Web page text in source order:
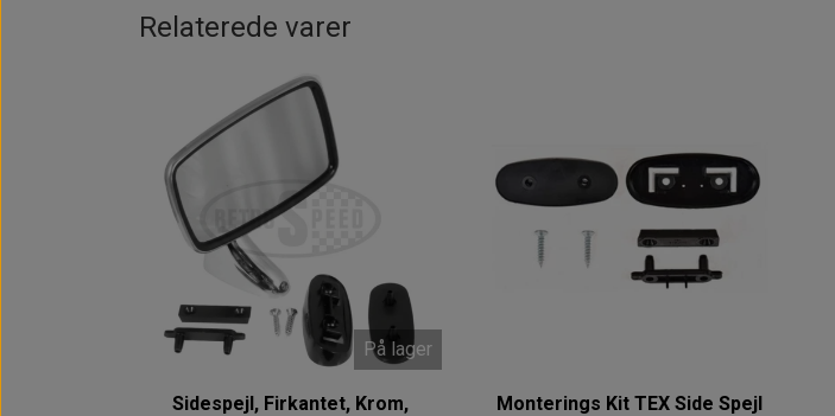
Relaterede varer
På lager
Sidespejl, Firkantet, Krom,
Monterings Kit TEX Side Spejl